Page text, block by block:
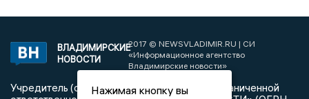
ВЛАДИМИРСКИЕ
НОВОСТИ
2017 © NEWSVLADIMIR.RU | СИ
«Информационное агентство
Владимирские новости»
Учредитель (соучредители): Общество с ограниченной
Нажимая кнопку вы